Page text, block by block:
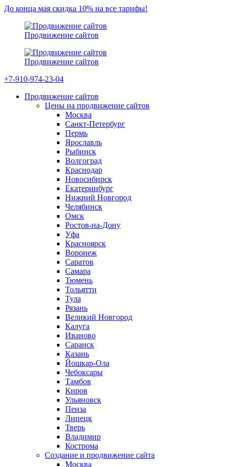
До конца мая скидка 10% на все тарифы!
Продвижение сайтов
Продвижение сайтов
+7-910-974-23-04
Продвижение сайтов
Цены на продвижение сайтов
Москва
Санкт-Петербург
Пермь
Ярославль
Рыбинск
Волгоград
Краснодар
Новосибирск
Екатеринбург
Нижний Новгород
Челябинск
Омск
Ростов-на-Дону
Уфа
Красноярск
Воронеж
Саратов
Самара
Тюмень
Тольятти
Тула
Рязань
Великий Новгород
Калуга
Иваново
Саранск
Казань
Йошкар-Ола
Чебоксары
Тамбов
Киров
Ульяновск
Пенза
Липецк
Тверь
Владимир
Кострома
Создание и продвижение сайта
Москва